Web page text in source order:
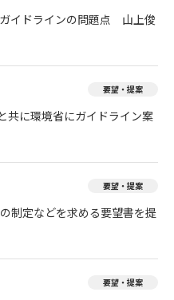
イドラインの問題点 山上俊
要望・提案
に環境省にガイドライン案
要望・提案
制定などを求める要望書を提
要望・提案